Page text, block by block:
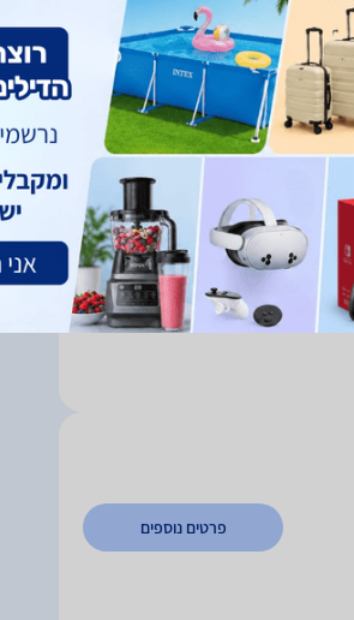
פרטים נוספים
פרטים נוספים
פרטים נוספים